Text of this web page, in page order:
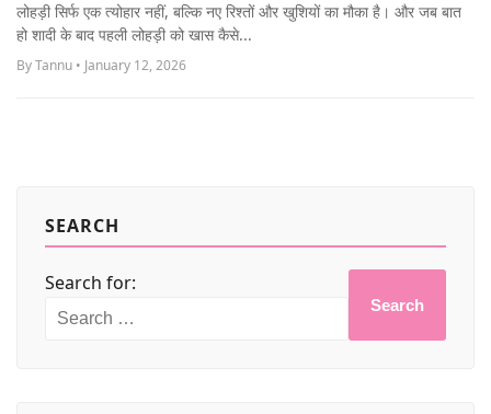
MORE
लोहड़ी सिर्फ एक त्योहार नहीं, बल्कि नए रिश्तों और खुशियों का मौका है। और जब बात
हो शादी के बाद पहली लोहड़ी को खास कैसे...
By Tannu • January 12, 2026
SEARCH
Search for:
Search